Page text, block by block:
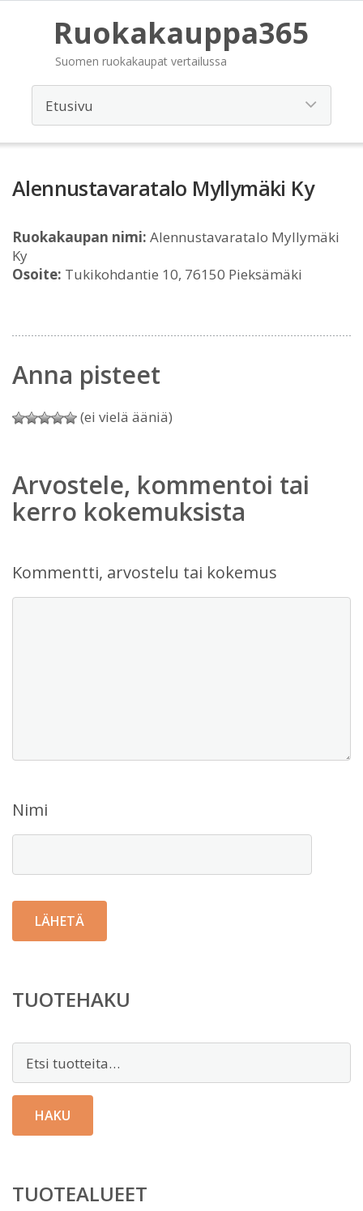
Ruokakauppa365
Suomen ruokakaupat vertailussa
Alennustavaratalo Myllymäki Ky
Ruokakaupan nimi: Alennustavaratalo Myllymäki
Ky
Osoite: Tukikohdantie 10, 76150 Pieksämäki
Anna pisteet
(ei vielä ääniä)
Arvostele, kommentoi tai
kerro kokemuksista
Kommentti, arvostelu tai kokemus
Nimi
TUOTEHAKU
HAKU
TUOTEALUEET